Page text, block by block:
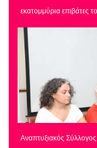
εκατομμύρια επιβάτες
Αναπτυξιακός